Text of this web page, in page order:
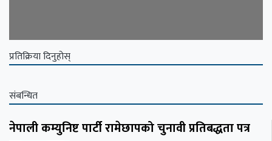
प्रतिक्रिया दिनुहोस्
संबन्धित
नेपाली कम्युनिष्ट पार्टी रामेछापको चुनावी प्रतिबद्धता पत्र